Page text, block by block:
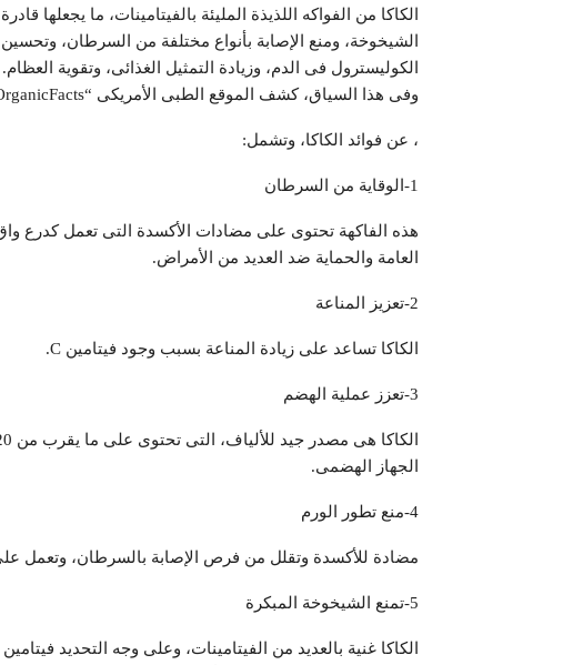
الكاكا من الفواكه اللذيذة المليئة بالفيتامينات، ما
الشيخوخة، ومنع الإصابة بأنواع مختلفة من السرطان،
الكوليسترول فى الدم، وزيادة التمثيل الغذائى، وتقوية العظام.
وفى هذا السياق، كشف الموقع الطبى الأمريكى “OrganicFacts”
، عن فوائد الكاكا، وتشمل:
1-الوقاية من السرطان
هذه الفاكهة تحتوى على مضادات الأكسدة التى تعمل كدرع
العامة والحماية ضد العديد من الأمراض.
2-تعزيز المناعة
الكاكا تساعد على زيادة المناعة بسبب وجود فيتامين C.
3-تعزز عملية الهضم
الجهاز الهضمى.
4-منع تطور الورم
مضادة للأكسدة وتقلل من فرص الإصابة بالسرطان، وتعمل
5-تمنع الشيخوخة المبكرة
الكاكا غنية بالعديد من الفيتامينات، وعلى وجه التحديد فيتامين